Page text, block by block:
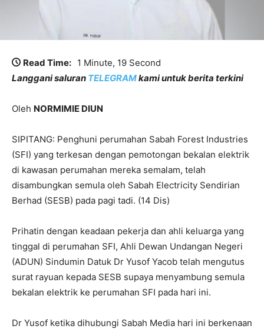
Read Time: 1 Minute, 19 Second
Langgani saluran TELEGRAMkami untuk berita terkini
Oleh NORMIMIE DIUN
SIPITANG: Penghuni perumahan Sabah Forest Industries
(SFI) yang terkesan dengan pemotongan bekalan elektrik
di kawasan perumahan mereka semalam, telah
disambungkan semula oleh Sabah Electricity Sendirian
Berhad (SESB) pada pagi tadi. (14 Dis)
Prihatin dengan keadaan pekerja dan ahli keluarga yang
tinggal di perumahan SFI, Ahli Dewan Undangan Negeri
(ADUN) Sindumin Datuk Dr Yusof Yacob telah mengutus
surat rayuan kepada SESB supaya menyambung semula
bekalan elektrik ke perumahan SFI pada hari ini.
Dr Yusof ketika dihubungi Sabah Media hari ini berkenaan